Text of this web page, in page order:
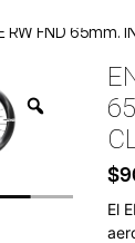
RW FND 65mm.
$
El